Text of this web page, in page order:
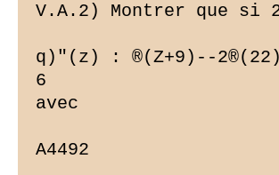
V.A.2) Montrer que
q)"(z) : ®(Z+9)--
6
avec
A4492